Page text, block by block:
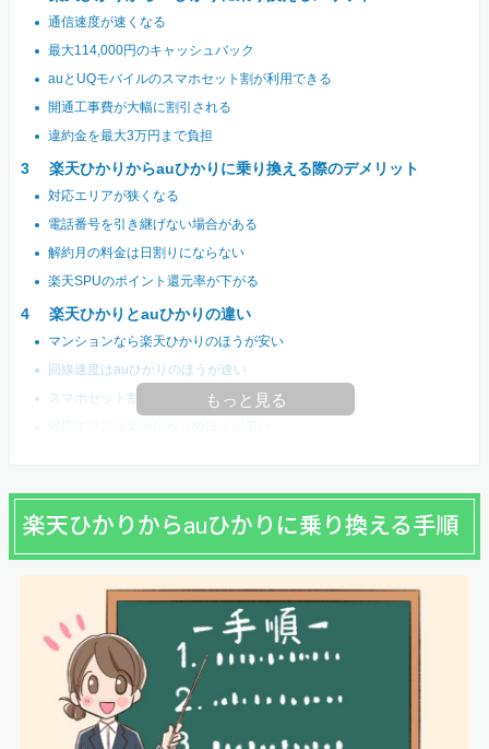
通信速度が速くなる
最大114,000円のキャッシュバック
auとUQモバイルのスマホセット割が利用できる
開通工事費が大幅に割引される
違約金を最大3万円まで負担
楽天ひかりからauひかりに乗り換える際のデメリット
対応エリアが狭くなる
電話番号を引き継げない場合がある
解約月の料金は日割りにならない
楽天SPUのポイント還元率が下がる
楽天ひかりとauひかりの違い
マンションなら楽天ひかりのほうが安い
回線速度はauひかりのほうが速い
スマホセット割はauひかりのほうがお得
もっと見る
楽天ひかりからauひかりに乗り換える手順